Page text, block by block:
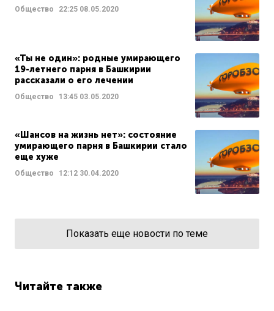
Общество 22:25 08.05.2020
«Ты не один»: родные умирающего
19-летнего парня в Башкирии
рассказали о его лечении
Общество 13:45 03.05.2020
«Шансов на жизнь нет»: состояние
умирающего парня в Башкирии стало
еще хуже
Общество 12:12 30.04.2020
Показать еще новости по теме
Читайте также